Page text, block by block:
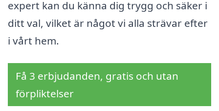
expert kan du känna dig trygg och säker i
ditt val, vilket är något vi alla strävar efter
i vårt hem.
Få 3 erbjudanden, gratis och utan
förpliktelser